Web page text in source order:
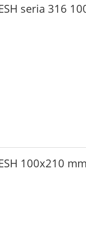
seria 316
100x210 mm